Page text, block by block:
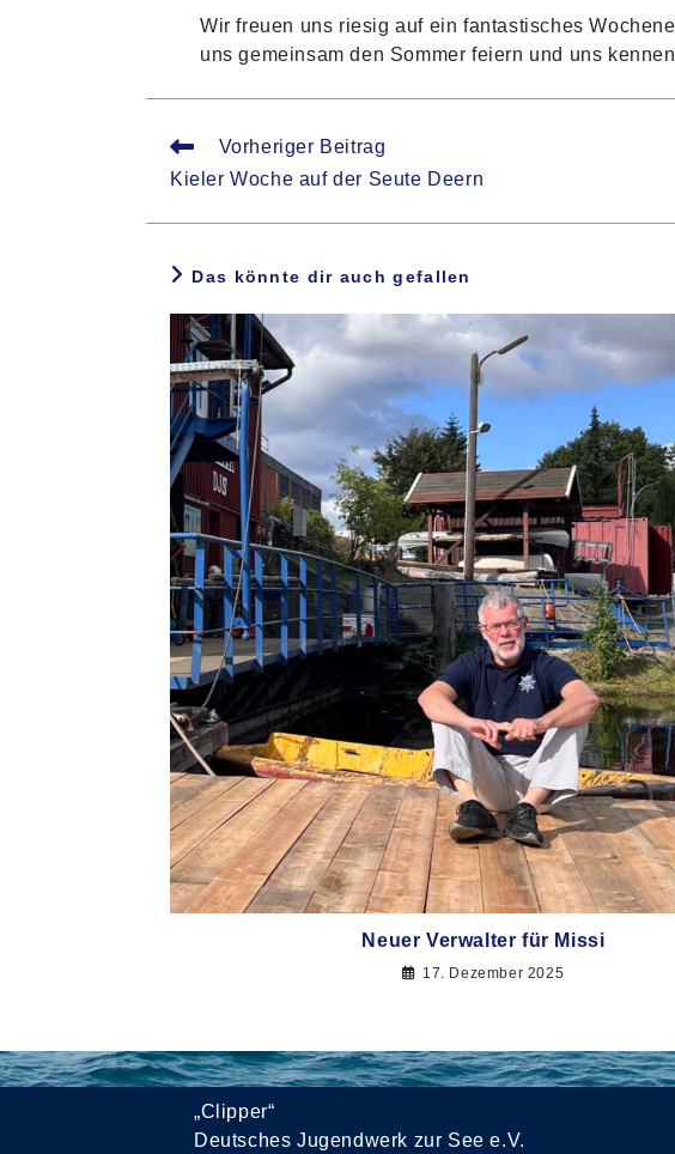
Wir freuen uns riesig auf ein fantastisches
uns gemeinsam den Sommer feiern und uns
Weitere
Artikel
ansehen
Vorheriger Beitrag
Kieler Woche auf der Seute Deern
Das könnte dir auch gefallen
Neuer Verwalter für Missi
17. Dezember 2025
„Clipper“
Deutsches Jugendwerk zur See e.V.